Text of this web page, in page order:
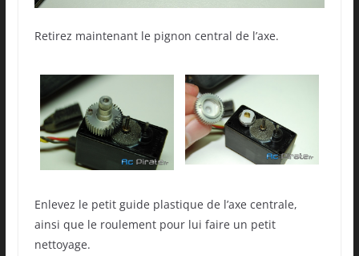
Retirez maintenant le pignon central de l’axe.
Enlevez le petit guide plastique de l’axe centrale,
ainsi que le roulement pour lui faire un petit
nettoyage.